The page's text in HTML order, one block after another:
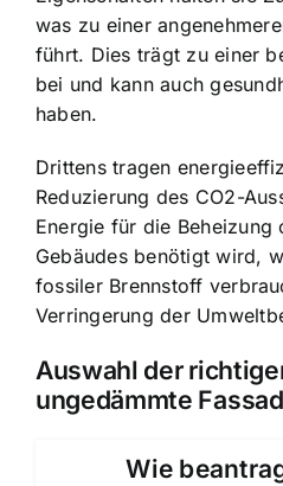
was zu einer
führt. Dies trägt zu einer
bei und kann auch
haben.
Drittens tragen
Reduzierung des CO2-
Energie für die Beheizung
Gebäudes benötigt wird,
fossiler Brennstoff
Verringerung der
Auswahl der
ungedämmte
Wie